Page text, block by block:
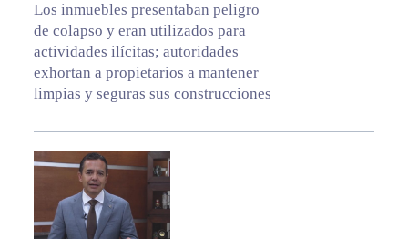
Los inmuebles presentaban peligro
de colapso y eran utilizados para
actividades ilícitas; autoridades
exhortan a propietarios a mantener
limpias y seguras sus construcciones